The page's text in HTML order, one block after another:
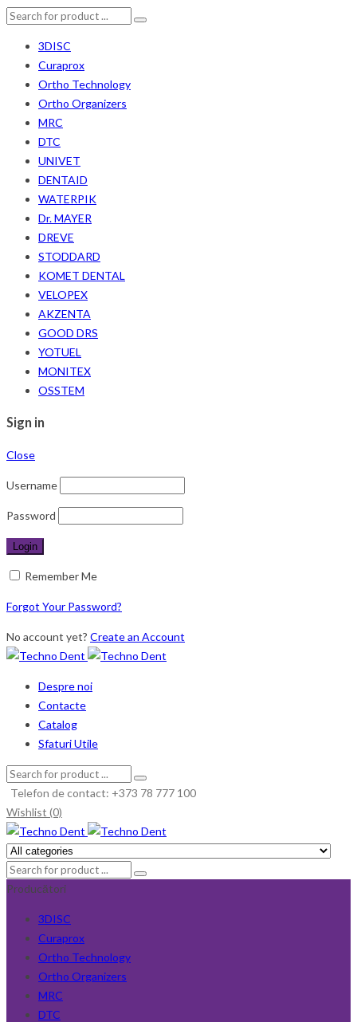
3DISC
Curaprox
Ortho Technology
Ortho Organizers
MRC
DTC
UNIVET
DENTAID
WATERPIK
Dr. MAYER
DREVE
STODDARD
KOMET DENTAL
VELOPEX
AKZENTA
GOOD DRS
YOTUEL
MONITEX
OSSTEM
Sign in
Close
Username
Password
Remember Me
Forgot Your Password?
No account yet? Create an Account
Despre noi
Contacte
Catalog
Sfaturi Utile
Telefon de contact: +373 78 777 100
Wishlist (0)
Producători
3DISC
Curaprox
Ortho Technology
Ortho Organizers
MRC
DTC